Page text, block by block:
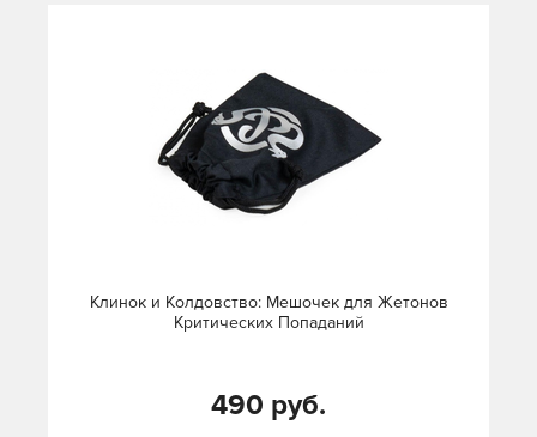
Клинок и Колдовство: Мешочек для Жетонов
Критических Попаданий
490 руб.